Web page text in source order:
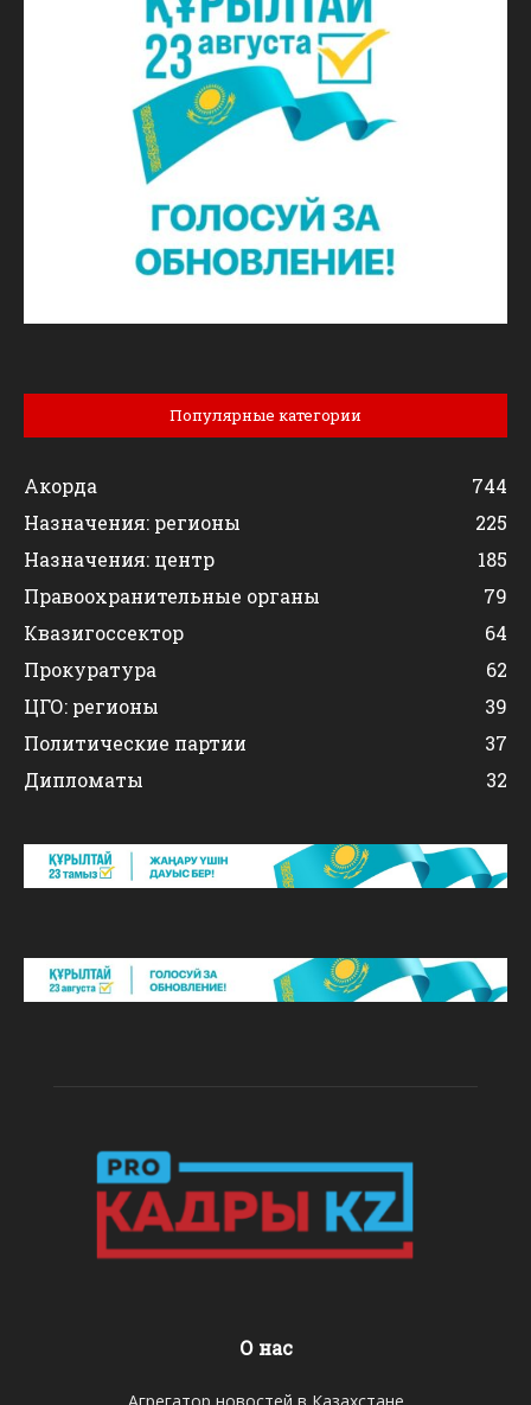
Популярные категории
Акорда
744
Назначения: регионы
225
Назначения: центр
185
Правоохранительные органы
79
Квазигоссектор
64
Прокуратура
62
ЦГО: регионы
39
Политические партии
37
Дипломаты
32
О нас